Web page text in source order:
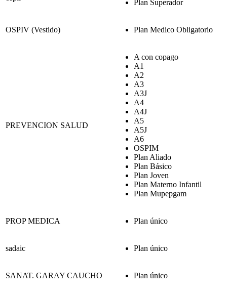
Plan Superador
OSPIV (Vestido) Plan Medico Obligatorio
PREVENCION SALUD
A con copago
A1
A2
A3
A3J
A4
A4J
A5
A5J
A6
OSPIM
Plan Aliado
Plan Básico
Plan Joven
Plan Materno Infantil
Plan Mupepgam
PROP MEDICA Plan único
sadaic Plan único
SANAT. GARAY CAUCHO Plan único